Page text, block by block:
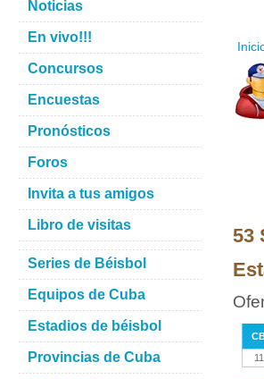
53
11
Noticias
En vivo!!!
Concursos
Encuestas
Pronósticos
Foros
Invita a tus amigos
Libro de visitas
Series de Béisbol
Equipos de Cuba
Estadios de béisbol
Provincias de Cuba